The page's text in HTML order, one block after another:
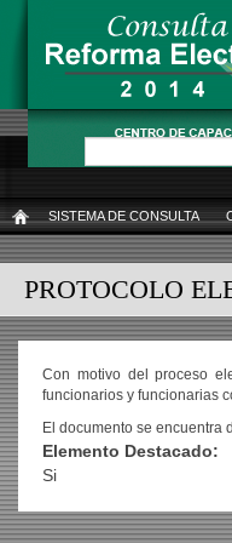
contenido
SISTEMA DE CONSULTA
PROTOCOLO
Con motivo del proceso
funcionarios y funcionarias
El documento se encuentra
Elemento Destacado:
Si